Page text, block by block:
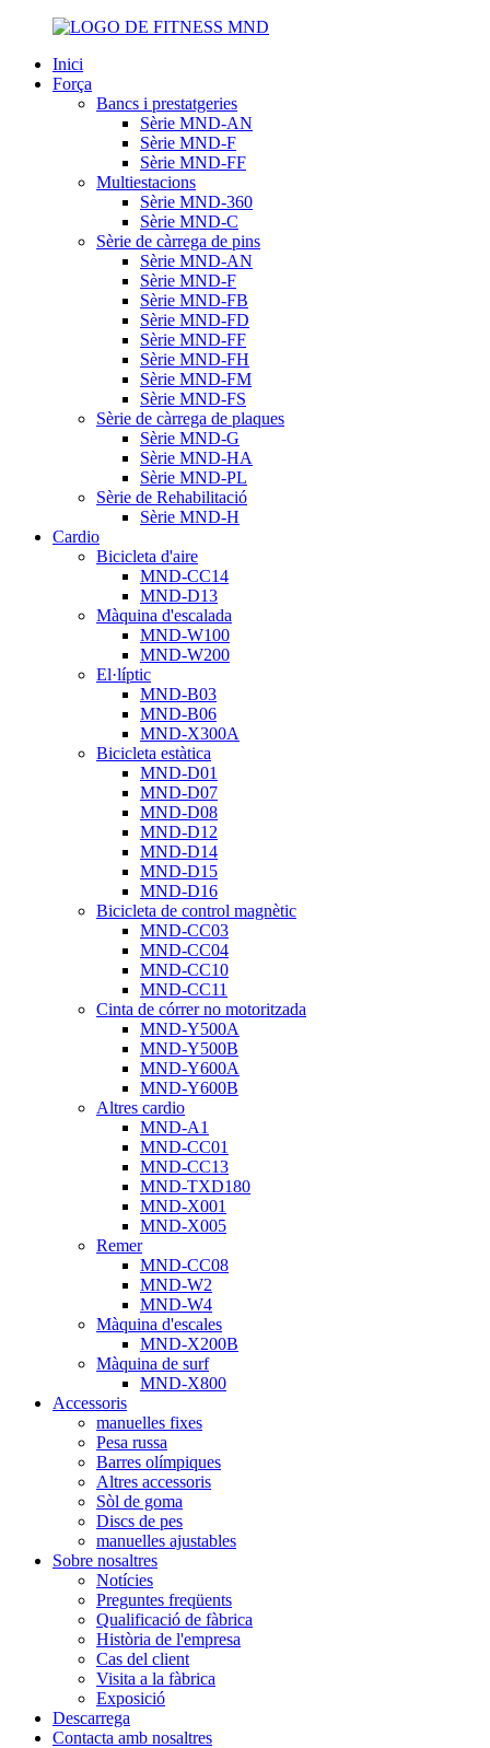
Inici
Força
Bancs i prestatgeries
Sèrie MND-AN
Sèrie MND-F
Sèrie MND-FF
Multiestacions
Sèrie MND-360
Sèrie MND-C
Sèrie de càrrega de pins
Sèrie MND-AN
Sèrie MND-F
Sèrie MND-FB
Sèrie MND-FD
Sèrie MND-FF
Sèrie MND-FH
Sèrie MND-FM
Sèrie MND-FS
Sèrie de càrrega de plaques
Sèrie MND-G
Sèrie MND-HA
Sèrie MND-PL
Sèrie de Rehabilitació
Sèrie MND-H
Cardio
Bicicleta d'aire
MND-CC14
MND-D13
Màquina d'escalada
MND-W100
MND-W200
El·líptic
MND-B03
MND-B06
MND-X300A
Bicicleta estàtica
MND-D01
MND-D07
MND-D08
MND-D12
MND-D14
MND-D15
MND-D16
Bicicleta de control magnètic
MND-CC03
MND-CC04
MND-CC10
MND-CC11
Cinta de córrer no motoritzada
MND-Y500A
MND-Y500B
MND-Y600A
MND-Y600B
Altres cardio
MND-A1
MND-CC01
MND-CC13
MND-TXD180
MND-X001
MND-X005
Remer
MND-CC08
MND-W2
MND-W4
Màquina d'escales
MND-X200B
Màquina de surf
MND-X800
Accessoris
manuelles fixes
Pesa russa
Barres olímpiques
Altres accessoris
Sòl de goma
Discs de pes
manuelles ajustables
Sobre nosaltres
Notícies
Preguntes freqüents
Qualificació de fàbrica
Història de l'empresa
Cas del client
Visita a la fàbrica
Exposició
Descarrega
Contacta amb nosaltres